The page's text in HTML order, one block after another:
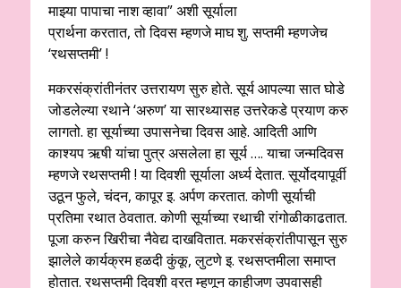
माझ्या पापाचा नाश व्हावा” अशी सूर्याला
प्रार्थना करतात, तो दिवस म्हणजे माघ शु. सप्तमी म्हणजेच
‘रथसप्तमी’ !
मकरसंक्रांतीनंतर उत्तरायण सुरु होते. सूर्य आपल्या सात घोडे
जोडलेल्या रथाने ‘अरुण’ या सारथ्यासह उत्तरेकडे प्रयाण करु
लागतो. हा सूर्याच्या उपासनेचा दिवस आहे. आदिती आणि
काश्यप ऋषी यांचा पुत्र असलेला हा सूर्य …. याचा जन्मदिवस
म्हणजे रथसप्तमी ! या दिवशी सूर्याला अर्ध्य देतात. सूर्योदयापूर्वी
उठून फुले, चंदन, कापूर इ. अर्पण करतात. कोणी सूर्याची
प्रतिमा रथात ठेवतात. कोणी सूर्याच्या रथाची रांगोळीकाढतात.
पूजा करुन खिरीचा नैवेद्य दाखवितात. मकरसंक्रांतीपासून सुरु
झालेले कार्यक्रम हळदी कुंकू, लुटणे इ. रथसप्तमीला समाप्त
होतात. रथसप्तमी दिवशी व्रत म्हणून काहीजण उपवासही